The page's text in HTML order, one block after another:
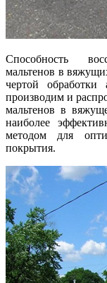
Способность
мальтенов в
чертой обработки
производим и
мальтенов в
наиболее
методом для
покрытия.